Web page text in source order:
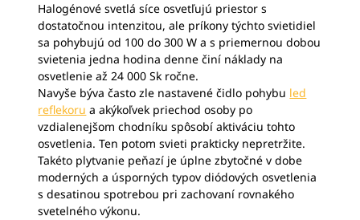
Halogénové svetlá síce osvetľujú priestor s
dostatočnou intenzitou, ale príkony týchto svietidiel
sa pohybujú od 100 do 300 W a s priemernou dobou
svietenia jedna hodina denne činí náklady na
osvetlenie až 24 000 Sk ročne.
Navyše býva často zle nastavené čidlo pohybu led
reflekoru a akýkoľvek priechod osoby po
vzdialenejšom chodníku spôsobí aktiváciu tohto
osvetlenia. Ten potom svieti prakticky nepretržite.
Takéto plytvanie peňazí je úplne zbytočné v dobe
moderných a úsporných typov diódových osvetlenia
s desatinou spotrebou pri zachovaní rovnakého
svetelného výkonu.